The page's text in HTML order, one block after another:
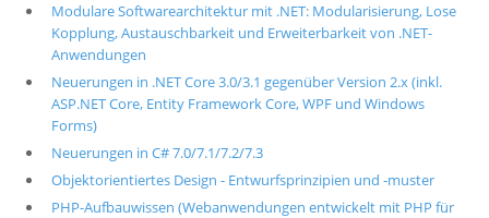
Modulare Softwarearchitektur mit .NET: Modularisierung, Lose
Kopplung, Austauschbarkeit und Erweiterbarkeit von .NET-
Anwendungen
Neuerungen in .NET Core 3.0/3.1 gegenüber Version 2.x (inkl.
ASP.NET Core, Entity Framework Core, WPF und Windows
Forms)
Neuerungen in C# 7.0/7.1/7.2/7.3
Objektorientiertes Design - Entwurfsprinzipien und -muster
PHP-Aufbauwissen (Webanwendungen entwickelt mit PHP für